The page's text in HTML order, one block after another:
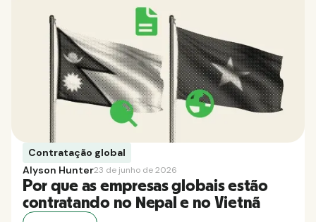
Contratação global
Alyson Hunter23 de junho de 2026
Por que as empresas globais estão
contratando no Nepal e no Vietnã